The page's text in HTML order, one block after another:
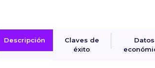
Descripción
Claves de
éxito
Datos